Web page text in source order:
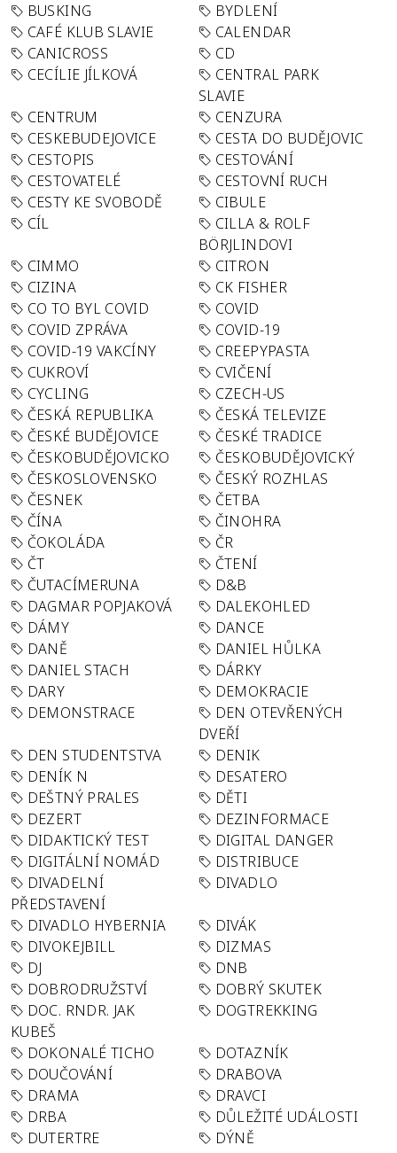
BUSKING
BYDLENÍ
CAFÉ KLUB SLAVIE
CALENDAR
CANICROSS
CD
CECÍLIE JÍLKOVÁ
CENTRAL PARK
SLAVIE
CENTRUM
CENZURA
CESKEBUDEJOVICE
CESTA DO BUDĚJOVIC
CESTOPIS
CESTOVÁNÍ
CESTOVATELÉ
CESTOVNÍ RUCH
CESTY KE SVOBODĚ
CIBULE
CÍL
CILLA & ROLF
BÖRJLINDOVI
CIMMO
CITRON
CIZINA
CK FISHER
CO TO BYL COVID
COVID
COVID ZPRÁVA
COVID-19
COVID-19 VAKCÍNY
CREEPYPASTA
CUKROVÍ
CVIČENÍ
CYCLING
CZECH-US
ČESKÁ REPUBLIKA
ČESKÁ TELEVIZE
ČESKÉ BUDĚJOVICE
ČESKÉ TRADICE
ČESKOBUDĚJOVICKO
ČESKOBUDĚJOVICKÝ
ČESKOSLOVENSKO
ČESKÝ ROZHLAS
ČESNEK
ČETBA
ČÍNA
ČINOHRA
ČOKOLÁDA
ČR
ČT
ČTENÍ
ČUTACÍMERUNA
D&B
DAGMAR POPJAKOVÁ
DALEKOHLED
DÁMY
DANCE
DANĚ
DANIEL HŮLKA
DANIEL STACH
DÁRKY
DARY
DEMOKRACIE
DEMONSTRACE
DEN OTEVŘENÝCH
DVEŘÍ
DEN STUDENTSTVA
DENIK
DENÍK N
DESATERO
DEŠTNÝ PRALES
DĚTI
DEZERT
DEZINFORMACE
DIDAKTICKÝ TEST
DIGITAL DANGER
DIGITÁLNÍ NOMÁD
DISTRIBUCE
DIVADELNÍ
PŘEDSTAVENÍ
DIVADLO
DIVADLO HYBERNIA
DIVÁK
DIVOKEJBILL
DIZMAS
DJ
DNB
DOBRODRUŽSTVÍ
DOBRÝ SKUTEK
DOC. RNDR. JAK
KUBEŠ
DOGTREKKING
DOKONALÉ TICHO
DOTAZNÍK
DOUČOVÁNÍ
DRABOVA
DRAMA
DRAVCI
DRBA
DŮLEŽITÉ UDÁLOSTI
DUTERTRE
DÝNĚ